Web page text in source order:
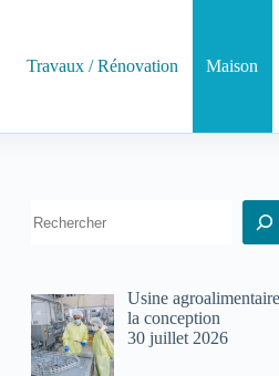
Travaux / Rénovation Maison
Usine
la conception
30 juillet 2026